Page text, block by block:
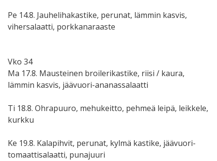
Pe 14.8. Jauhelihakastike, perunat, lämmin kasvis,
vihersalaatti, porkkanaraaste
Vko 34
Ma 17.8. Mausteinen broilerikastike, riisi / kaura,
lämmin kasvis, jäävuori-ananassalaatti
Ti 18.8. Ohrapuuro, mehukeitto, pehmeä leipä, leikkele,
kurkku
Ke 19.8. Kalapihvit, perunat, kylmä kastike, jäävuori-
tomaattisalaatti, punajuuri